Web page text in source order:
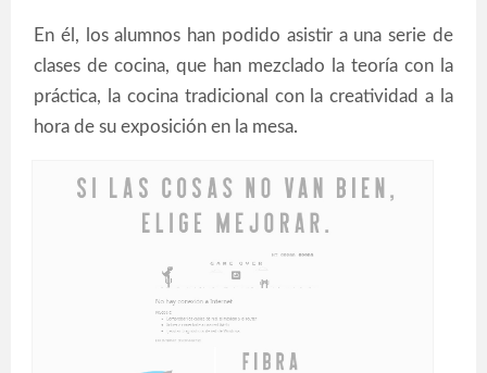
En él, los alumnos han podido asistir a una serie de
clases de cocina, que han mezclado la teoría con la
práctica, la cocina tradicional con la creatividad a la
hora de su exposición en la mesa.